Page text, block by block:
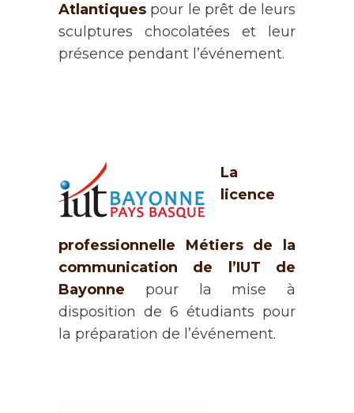
Atlantiques pour le prêt de leurs
sculptures chocolatées et leur
présence pendant l’événement.
La
licence
professionnelle Métiers de la
communication de l’IUT de
Bayonne
pour la mise à
disposition de 6 étudiants pour
la préparation de l’événement.